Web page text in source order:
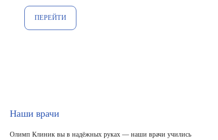
ПЕРЕЙТИ
Наши врачи
Олимп Клиник вы в надёжных руках — наши врачи учились